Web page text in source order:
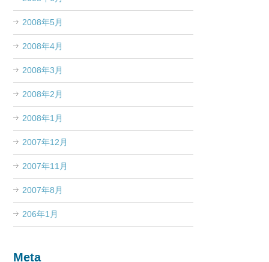
2008年5月
2008年4月
2008年3月
2008年2月
2008年1月
2007年12月
2007年11月
2007年8月
206年1月
Meta